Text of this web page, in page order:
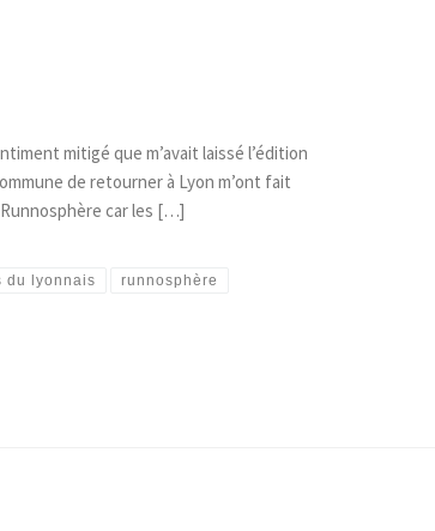
mitigé que m’avait laissé l’édition
de retourner à Lyon m’ont fait
car les […]
du lyonnais runnosphère